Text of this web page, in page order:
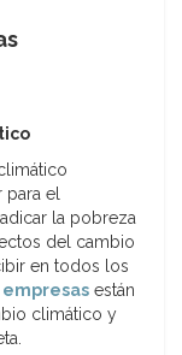
para el
la pobreza
del cambio
en todos los
empresas están
climático y